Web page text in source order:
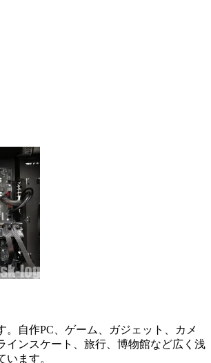
。自作PC、ゲーム、ガジェット、カメ
インスケート、旅行、博物館など広く浅
います。